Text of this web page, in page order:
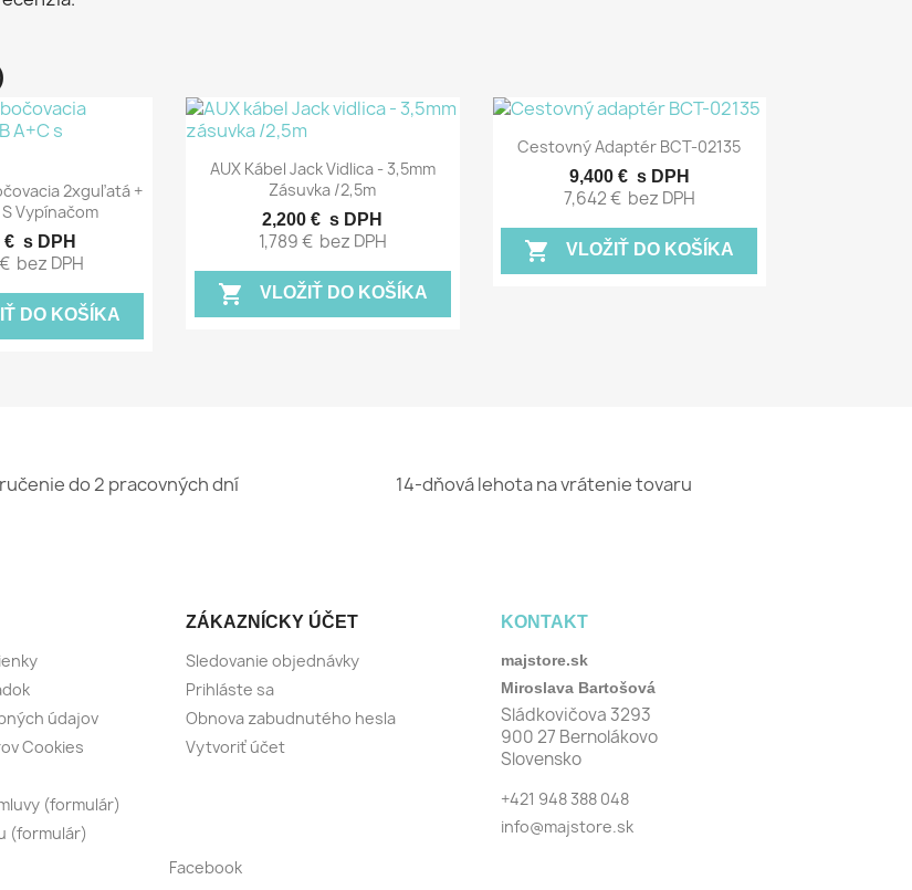
náhľad2xguľatá +
S Vypínačom
€ s DPH
bez DPH
DO KOŠÍKA
Rýchly náhľad
AUX Kábel Jack Vidlica - 3,5mm
Zásuvka /2,5m
2,200 € s DPH
1,789 € bez DPH
shopping_cart VLOŽIŤ DO KOŠÍKA
Rýchly náhľad
Cestovný Adaptér BCT-02135
9,400 € s DPH
7,642 € bez DPH
shopping_cart VLOŽIŤ DO KOŠÍKA
do 2 pracovných dní 14-dňová lehota na vrátenie tovaru
údajov
Cookies
(formulár)
(formulár)
ZÁKAZNÍCKY ÚČET
Sledovanie objednávky
Prihláste sa
Obnova zabudnutého hesla
Vytvoriť účet
KONTAKT
majstore.sk
Miroslava Bartošová
Sládkovičova 3293
900 27 Bernolákovo
Slovensko
+421 948 388 048
info@majstore.sk
Facebook